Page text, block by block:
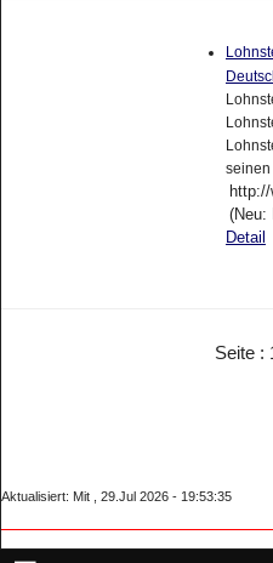
http://
(Neu:
Detail
Seite :
Aktualisiert: Mit , 29.Jul 2026 - 19:53:35